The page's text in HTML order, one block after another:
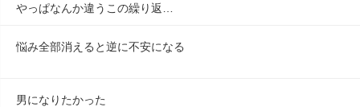
やっぱなんか違うこの繰り返…
悩み全部消えると逆に不安になる
男になりたかった